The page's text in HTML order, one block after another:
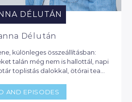
DÉLUTÁN
Délután
különleges összeállításban:
talán még nem is hallottál, napi
toplistás dalokkal, ötórai tea
olyat, amit eddig nem is tudtál…
AND EPISODES